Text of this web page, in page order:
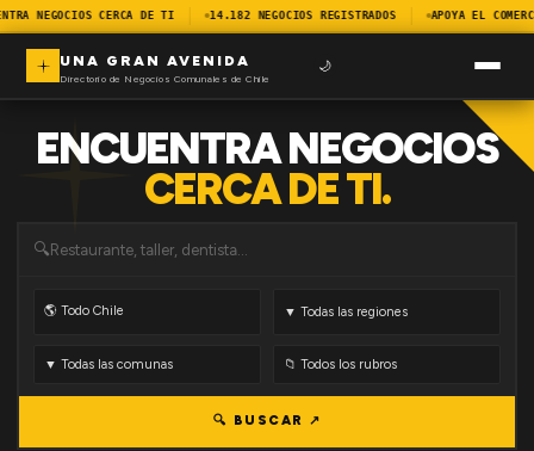
NEGOCIOS CERCA DE TI 14.182 NEGOCIOS REGISTRADOS APOYA EL
UNA GRAN AVENIDA
Directorio de Negocios Comunales de Chile
🌙
ENCUENTRA NEGOCIOS
CERCA DE TI.
🔍
🔍 BUSCAR ↗